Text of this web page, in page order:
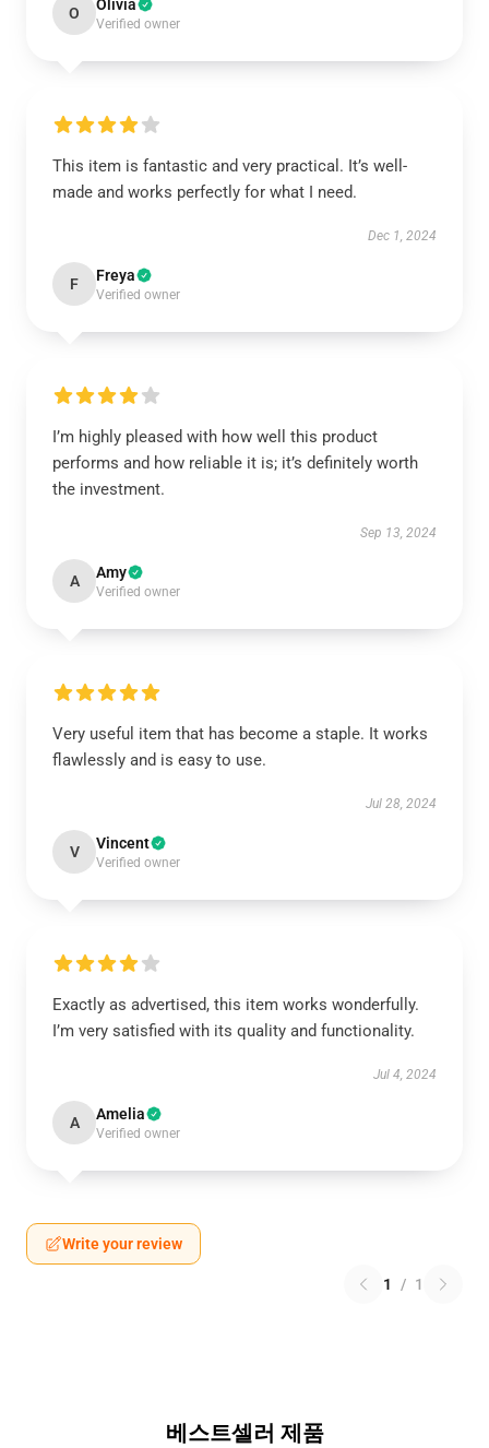
O Olivia
Verified owner
This item is fantastic and very practical. It’s well-
made and works perfectly for what I need.
Dec 1, 2024
F Freya
Verified owner
I’m highly pleased with how well this product
performs and how reliable it is; it’s definitely worth
the investment.
Sep 13, 2024
A Amy
Verified owner
Very useful item that has become a staple. It works
flawlessly and is easy to use.
Jul 28, 2024
V Vincent
Verified owner
Exactly as advertised, this item works wonderfully.
I’m very satisfied with its quality and functionality.
Jul 4, 2024
A Amelia
Verified owner
Write your review
1 / 1
베스트셀러 제품